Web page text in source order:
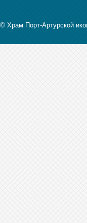
© Храм Порт-Артурской